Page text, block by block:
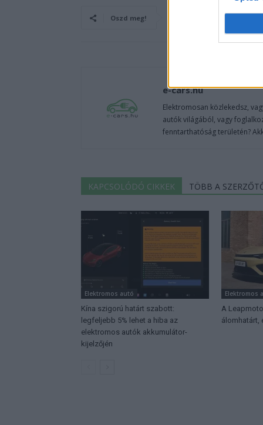
Oszd meg!
e-cars.hu
Elektromosan közlekedsz,
autók világából, vagy
fenntarthatóság területén?
KAPCSOLÓDÓ CIKKEK TÖBB A
Elektromos autó
Kína szigorú határt szabott:
legfeljebb 5% lehet a hiba az
elektromos autók akkumulátor-
kijelzőjén
Elektromos
A
álomhatárt,